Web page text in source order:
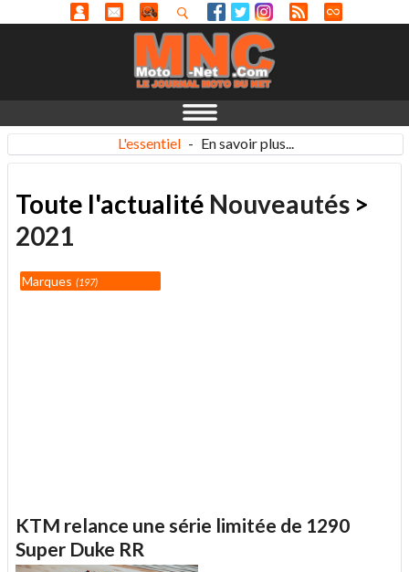
L'essentiel - En savoir plus...
Toute l'actualité Nouveautés >
2021
Marques 197
KTM relance une série limitée de 1290
Super Duke RR